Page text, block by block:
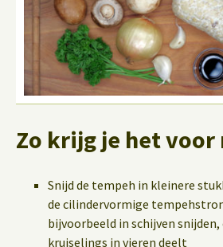
Zo krijg je het voor
Snijd de tempeh in kleinere
de cilindervormige
bijvoorbeeld in schijven snijden,
kruiselings in vieren deelt